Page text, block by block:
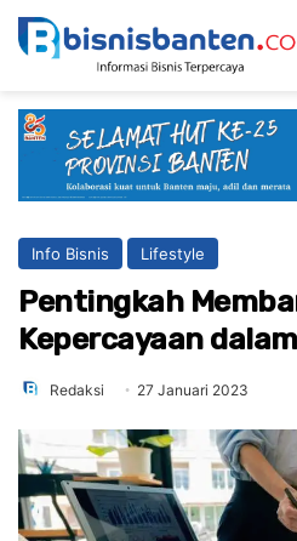
Info Bisnis Lifestyle
Pentingkah
Kepercayaan
Redaksi 27 Januari 2023